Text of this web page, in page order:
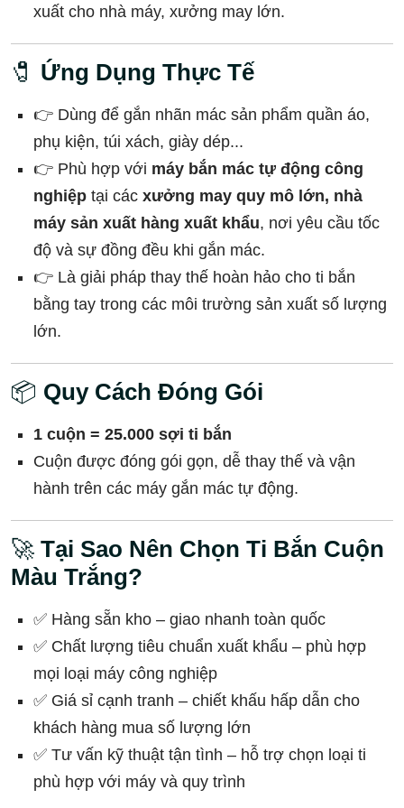
xuất cho nhà máy, xưởng may lớn.
🧷 Ứng Dụng Thực Tế
👉 Dùng để gắn nhãn mác sản phẩm quần áo,
phụ kiện, túi xách, giày dép...
👉 Phù hợp với máy bắn mác tự động công
nghiệp tại các xưởng may quy mô lớn, nhà
máy sản xuất hàng xuất khẩu, nơi yêu cầu tốc
độ và sự đồng đều khi gắn mác.
👉 Là giải pháp thay thế hoàn hảo cho ti bắn
bằng tay trong các môi trường sản xuất số lượng
lớn.
📦 Quy Cách Đóng Gói
1 cuộn = 25.000 sợi ti bắn
Cuộn được đóng gói gọn, dễ thay thế và vận
hành trên các máy gắn mác tự động.
🚀 Tại Sao Nên Chọn Ti Bắn Cuộn
Màu Trắng?
✅ Hàng sẵn kho – giao nhanh toàn quốc
✅ Chất lượng tiêu chuẩn xuất khẩu – phù hợp
mọi loại máy công nghiệp
✅ Giá sỉ cạnh tranh – chiết khấu hấp dẫn cho
khách hàng mua số lượng lớn
✅ Tư vấn kỹ thuật tận tình – hỗ trợ chọn loại ti
phù hợp với máy và quy trình